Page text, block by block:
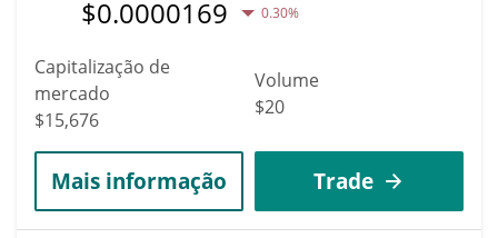
$0.0000169 0.30%
Capitalização de
mercado
$15,676
Volume
$20
Mais informação Trade